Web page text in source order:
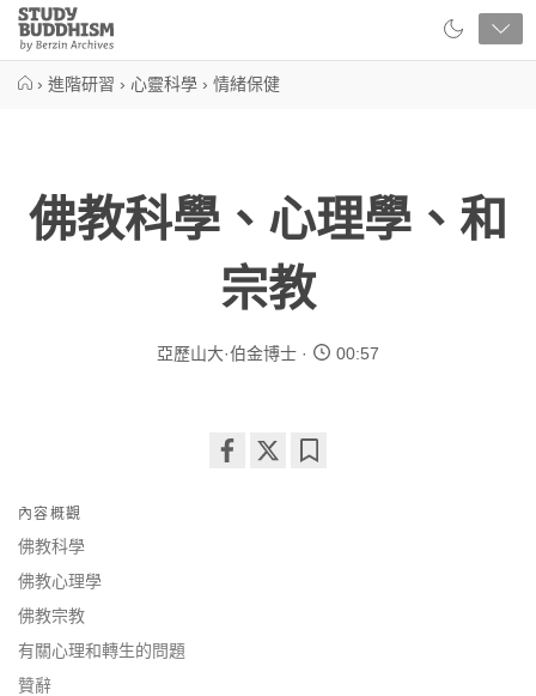
Close
Study
Buddhism
› 進階研習 › 心靈科學 › 情緒保健
佛教科學、心理學、和
宗教
亞歷山大·伯金博士 00:57
內容概觀
佛教科學
佛教心理學
佛教宗教
有關心理和轉生的問題
贊辭